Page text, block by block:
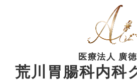
医療法人 廣
荒川胃腸科内科